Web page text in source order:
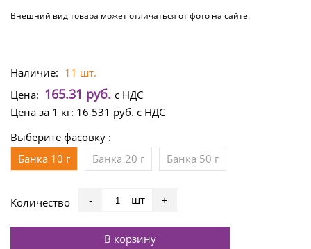
Внешний вид товара может отличаться от фото на сайте.
Наличие: 11 шт.
Цена: 165.31 руб. с НДС
Цена за 1 кг: 16 531 руб. с НДС
Выберите фасовку :
Банка 10 г
Банка 20 г Банка 50 г
Количество - шт +
В корзину